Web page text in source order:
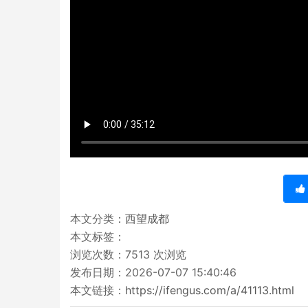
本文分类： 西望成都
本文标签：
浏览次数： 7513 次浏览
发布日期：2026-07-07 15:40:46
本文链接： https://ifengus.com/a/41113.html